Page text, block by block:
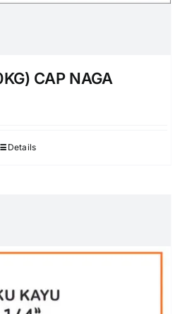
CAP NAGA
Details